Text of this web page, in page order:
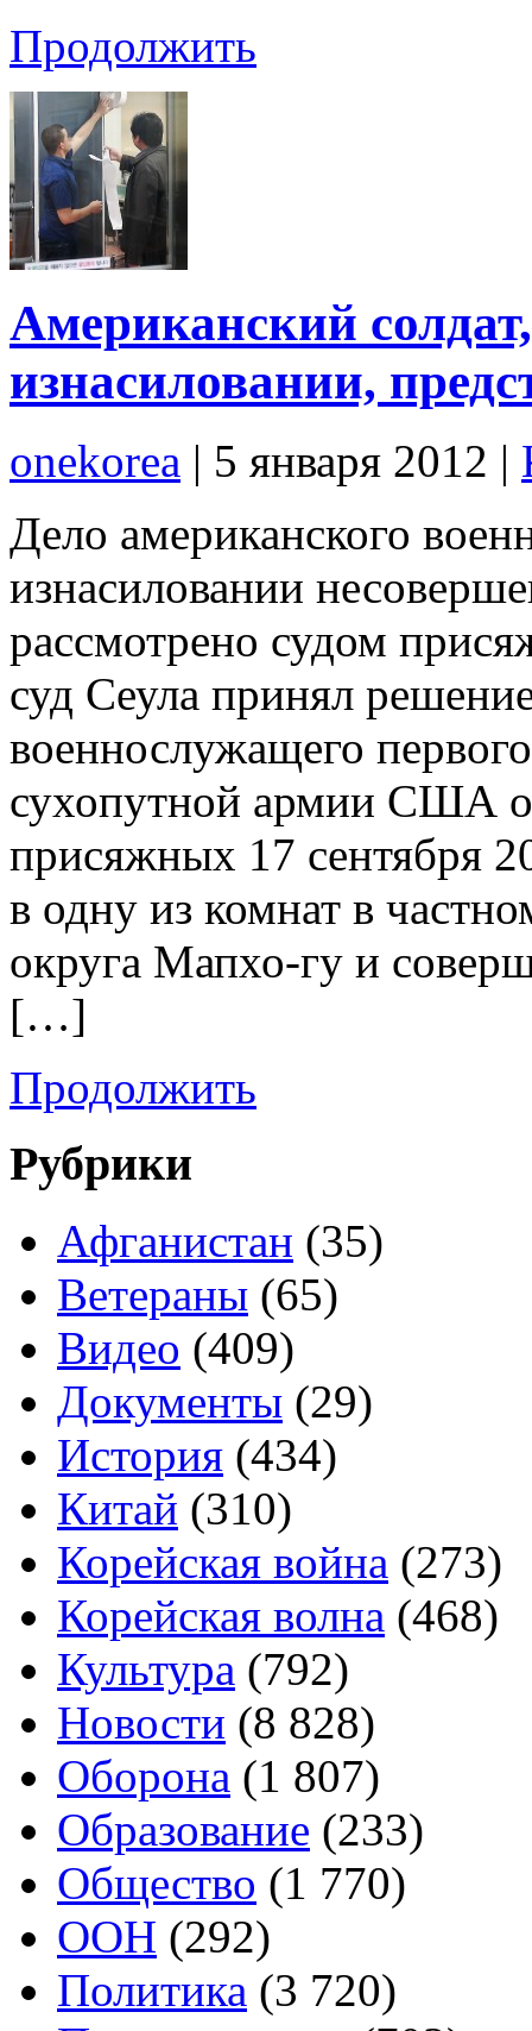
Продолжить
Американский
изнасиловании,
onekorea | 5 января 2012 |
Дело американского
изнасиловании
рассмотрено судом
суд Сеула принял
военнослужащего
сухопутной армии США о
присяжных 17 сентября
в одну из комнат в
округа Мапхо-гу и
[…]
Продолжить
Рубрики
Афганистан (35)
Ветераны (65)
Видео (409)
Документы (29)
История (434)
Китай (310)
Корейская война (273)
Корейская волна (468)
Культура (792)
Новости (8 828)
Оборона (1 807)
Образование (233)
Общество (1 770)
ООН (292)
Политика (3 720)